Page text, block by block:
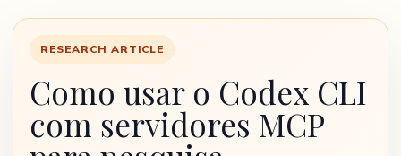
RESEARCH ARTICLE
Como usar o Codex CLI
com servidores MCP